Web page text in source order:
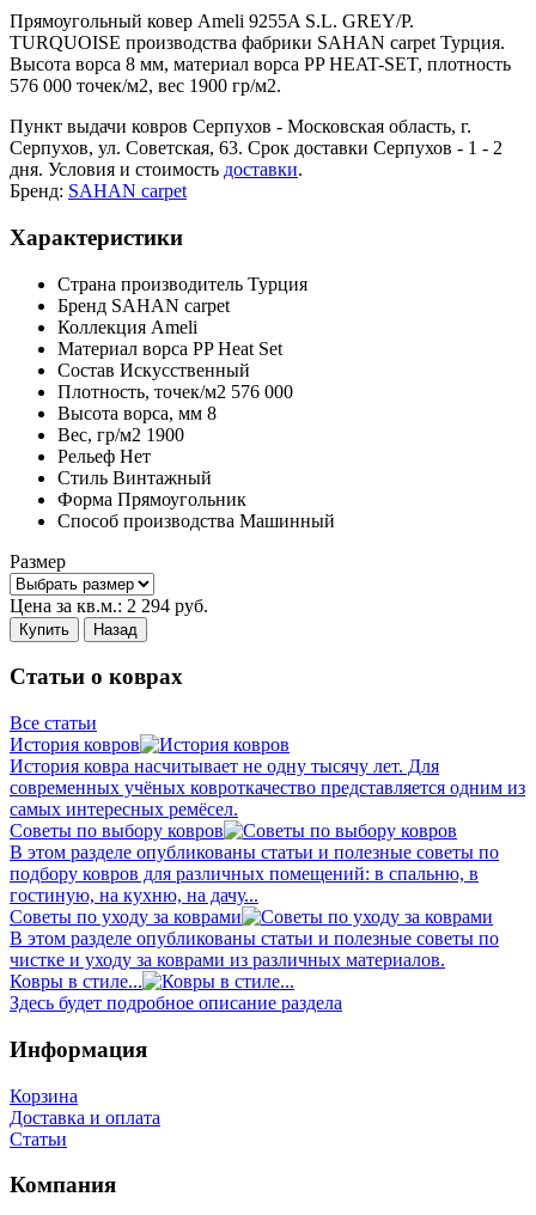
Прямоугольный ковер Ameli 9255A S.L. GREY/P.
TURQUOISE производства фабрики SAHAN carpet Турция.
Высота ворса 8 мм, материал ворса PP HEAT-SET, плотность
576 000 точек/м2, вес 1900 гр/м2.
Пункт выдачи ковров Серпухов - Московская область, г.
Серпухов, ул. Советская, 63. Срок доставки Серпухов - 1 - 2
дня. Условия и стоимость доставки.
Бренд: SAHAN carpet
Характеристики
Страна производитель Турция
Бренд SAHAN carpet
Коллекция Ameli
Материал ворса PP Heat Set
Состав Искусственный
Плотность, точек/м2 576 000
Высота ворса, мм 8
Вес, гр/м2 1900
Рельеф Нет
Стиль Винтажный
Форма Прямоугольник
Способ производства Машинный
Размер
Цена за кв.м.: 2 294 руб.
Купить Назад
Статьи о коврах
Все статьи
История ковров
История ковра насчитывает не одну тысячу лет. Для
современных учёных ковроткачество представляется одним из
самых интересных ремёсел.
Советы по выбору ковров
В этом разделе опубликованы статьи и полезные советы по
подбору ковров для различных помещений: в спальню, в
гостиную, на кухню, на дачу...
Советы по уходу за коврами
В этом разделе опубликованы статьи и полезные советы по
чистке и уходу за коврами из различных материалов.
Ковры в стиле...
Здесь будет подробное описание раздела
Информация
Корзина
Доставка и оплата
Статьи
Компания